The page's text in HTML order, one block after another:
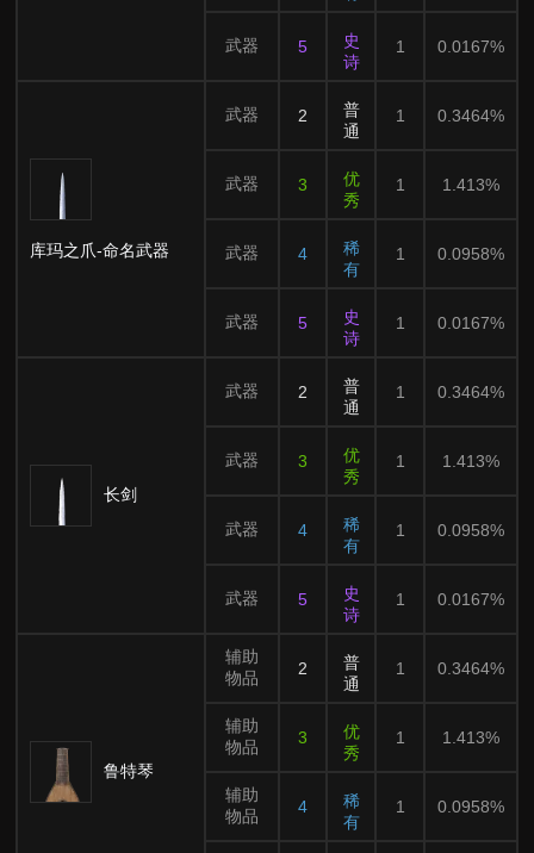
武器 5
史
诗
1 0.0167%
库玛之爪-命名武器
武器 2
普
通
1 0.3464%
武器 3
优
秀
1 1.413%
武器 4
稀
有
1 0.0958%
武器 5
史
诗
1 0.0167%
长剑
武器 2
普
通
1 0.3464%
武器 3
优
秀
1 1.413%
武器 4
稀
有
1 0.0958%
武器 5
史
诗
1 0.0167%
鲁特琴
辅助
物品
2
普
通
1 0.3464%
辅助
物品
3
优
秀
1 1.413%
辅助
物品
4
稀
有
1 0.0958%